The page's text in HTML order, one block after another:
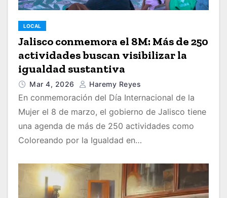
LOCAL
Jalisco conmemora el 8M: Más de 250
actividades buscan visibilizar la
igualdad sustantiva
Mar 4, 2026 Haremy Reyes
En conmemoración del Día Internacional de la
Mujer el 8 de marzo, el gobierno de Jalisco tiene
una agenda de más de 250 actividades como
Coloreando por la Igualdad en…